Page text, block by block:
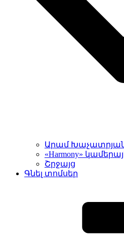
Արամ
«Harmony»
Շրջայց
Գնել տոմսեր